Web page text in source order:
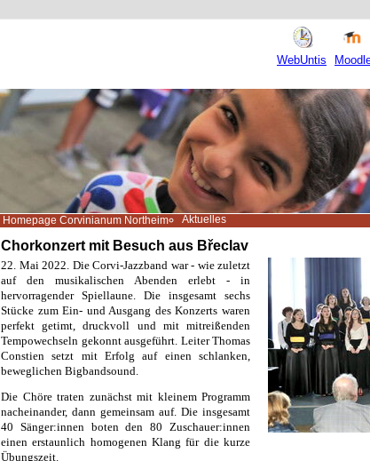
WebUntis
Homepage Corvinianum Northeim Aktuelles
Chorkonzert mit Besuch aus Břeclav
22. Mai 2022. Die Corvi-Jazzband war - wie zuletzt
auf den musikalischen Abenden erlebt - in
hervorragender Spiellaune. Die insgesamt sechs
Stücke zum Ein- und Ausgang des Konzerts waren
perfekt getimt, druckvoll und mit mitreißenden
Tempowechseln gekonnt ausgeführt. Leiter Thomas
Constien setzt mit Erfolg auf einen schlanken,
beweglichen Bigbandsound.
Die Chöre traten zunächst mit kleinem Programm
nacheinander, dann gemeinsam auf. Die insgesamt
40 Sänger:innen boten den 80 Zuschauer:innen
einen erstaunlich homogenen Klang für die kurze
Übungszeit.